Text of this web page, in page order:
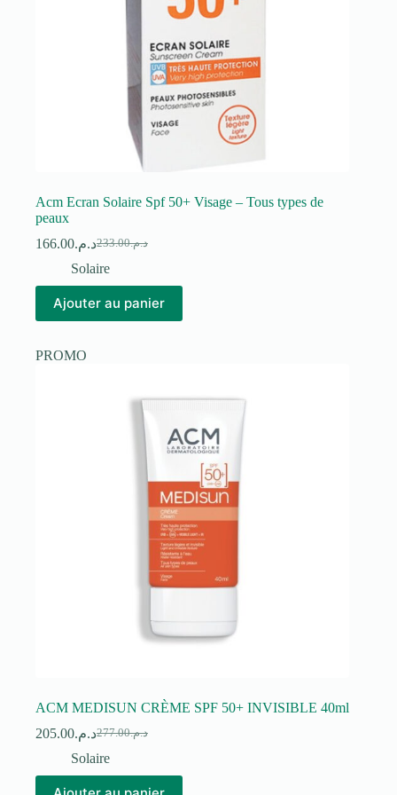
Acm Ecran Solaire Spf 50+ Visage – Tous types de
peaux
د.م.233.00
Le
prix
était :
د.م.166.00
Le
prix
est :
Solaire
Ajouter au panier
PROMO
ACM MEDISUN CRÈME SPF 50+ INVISIBLE 40ml
د.م.277.00
Le
prix
était :
د.م.205.00
Le
prix
est :
Solaire